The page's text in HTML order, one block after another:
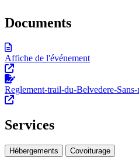
Documents
Affiche de l'événement
Reglement-trail-du-Belvedere-
Services
Hébergements Covoiturage